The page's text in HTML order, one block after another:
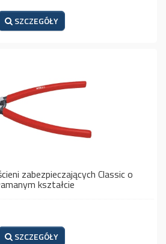
SZCZEGÓŁY
zabezpieczających Classic o
kształcie
SZCZEGÓŁY